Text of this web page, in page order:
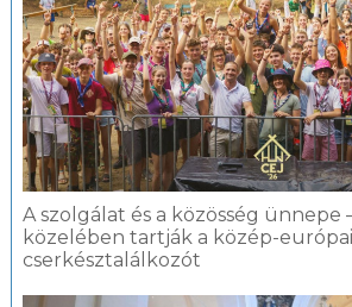
A szolgálat és a közösség ünnepe
közelében tartják a közép-európai
cserkésztalálkozót